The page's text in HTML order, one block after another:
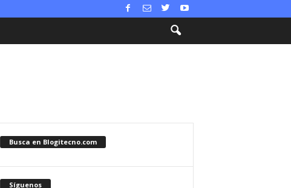
Busca en Blogitecno.com
Síguenos